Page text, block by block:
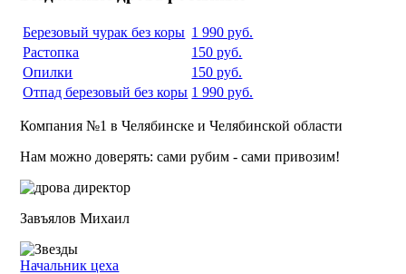
Березовый чурак без коры 1 990 руб.
Растопка
150 руб.
Опилки
150 руб.
Отпад березовый без коры 1 990 руб.
Компания №1 в Челябинске и Челябинской области
Нам можно доверять: сами рубим - сами привозим!
Завъялов Михаил
Начальник цеха